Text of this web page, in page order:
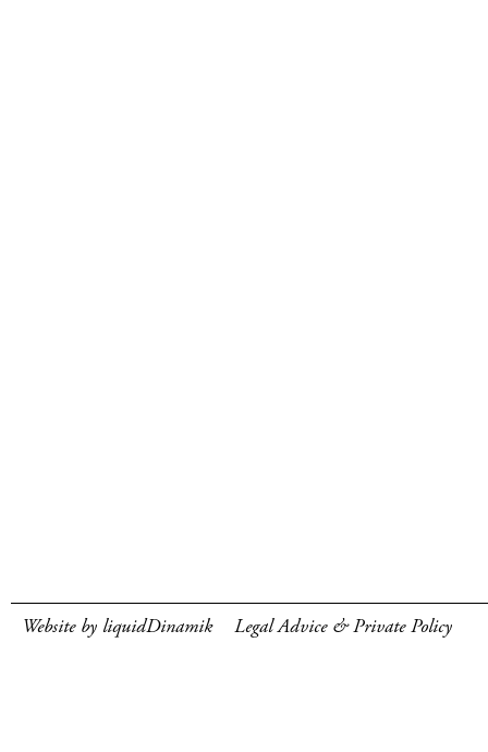
Website by liquidDinamik Legal Advice & Private Policy